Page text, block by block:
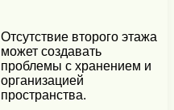
Отсутствие второго этажа
может создавать
проблемы с хранением и
организацией
пространства.